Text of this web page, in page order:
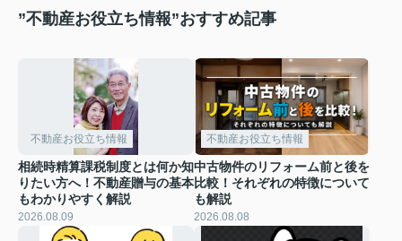
”不動産お役立ち情報”おすすめ記事
不動産お役立ち情報
相続時精算課税制度とは何か知
りたい方へ！不動産贈与の基本
もわかりやすく解説
2026.08.09
不動産お役立ち情報
中古物件のリフォーム前と後を
比較！それぞれの特徴について
も解説
2026.08.08